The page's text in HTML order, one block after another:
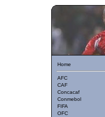
Home
AFC
CAF
Concacaf
Conmebol
FIFA
OFC